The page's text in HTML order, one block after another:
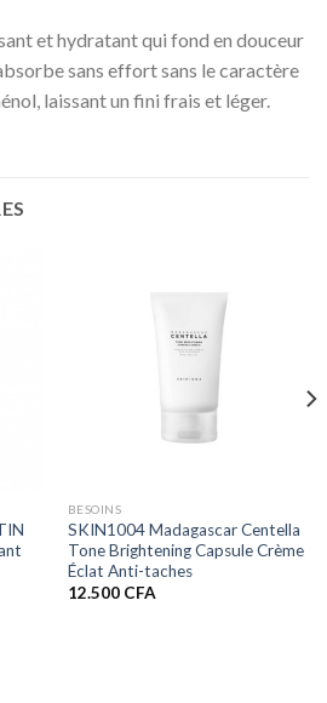
et hydratant qui fond en douceur
sans effort sans le caractère
laissant un fini frais et léger.
BESOINS
SKIN1004 Madagascar Centella
Tone Brightening Capsule Crème
Éclat Anti-taches
12.500 CFA